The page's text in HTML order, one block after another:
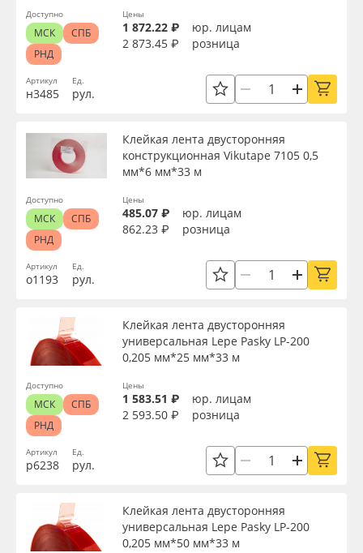
Артикул
н3485
Ед.
рул.
Цены
1 872.22 ₽
юр. лицам
2 873.45 ₽
розница
Доступно
МСК
СПБ
РНД
Артикул
о1193
Клейкая лента двусторонняя
конструкционная Vikutape 7105 0,5
мм*6 мм*33 м
Ед.
рул.
Цены
485.07 ₽
юр. лицам
862.23 ₽
розница
Доступно
МСК
СПБ
РНД
Артикул
р6238
Клейкая лента двусторонняя
универсальная Lepe Pasky LP-200
0,205 мм*25 мм*33 м
Ед.
рул.
Цены
1 583.51 ₽
юр. лицам
2 593.50 ₽
розница
Доступно
МСК
СПБ
РНД
Клейкая лента двусторонняя
универсальная Lepe Pasky LP-200
0,205 мм*50 мм*33 м